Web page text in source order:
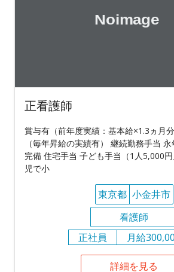
正看護師
賞与有（前年度実績：基本給×1.3ヵ月
（毎年昇給の実績有） 継続勤務手当
完備 住宅手当 子ども手当（1人5,000
児で小
東京都 小金井市
看護師
正社員
月給
詳細を見る